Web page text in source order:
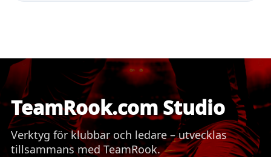
TeamRook.com Studio
Verktyg för klubbar och ledare – utvecklas
tillsammans med TeamRook.